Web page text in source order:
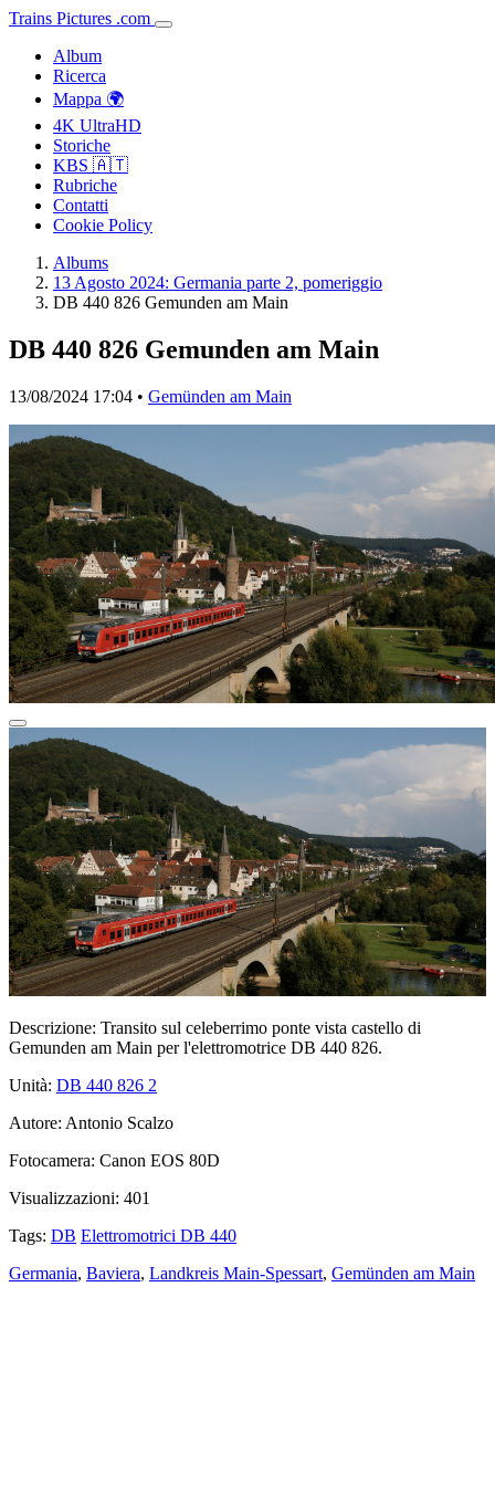
Trains Pictures .com
Album
Ricerca
Mappa 🌍
4K UltraHD
Storiche
KBS 🇦🇹
Rubriche
Contatti
Cookie Policy
Albums
13 Agosto 2024: Germania parte 2, pomeriggio
DB 440 826 Gemunden am Main
DB 440 826 Gemunden am Main
13/08/2024 17:04 • Gemünden am Main
Descrizione: Transito sul celeberrimo ponte vista castello di
Gemunden am Main per l'elettromotrice DB 440 826.
Unità: DB 440 826 2
Autore: Antonio Scalzo
Fotocamera: Canon EOS 80D
Visualizzazioni: 401
Tags: DB Elettromotrici DB 440
Germania, Baviera, Landkreis Main-Spessart, Gemünden am Main